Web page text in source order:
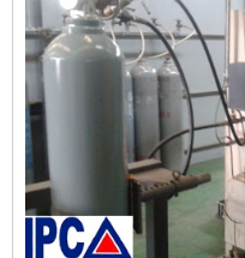
ĐẦU BÁO LỬA CHỐNG
NHẬP
Mã sản